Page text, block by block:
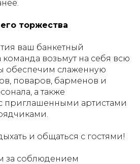
торжества
ваш банкетный
возьмут на себя всю
обеспечим слаженную
поваров, барменов и
а также
приглашенными артистами
и общаться с гостями!
за соблюдением